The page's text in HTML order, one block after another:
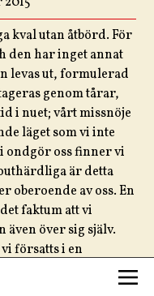
kval utan åtbörd. För
den har inget annat
levas ut, formulerad
genom tårar,
i nuet; vårt missnöje
läget som vi inte
ondgör oss finner vi
är detta
oberoende av oss. En
faktum att vi
även över sig själv.
försatts i en
att klaga.